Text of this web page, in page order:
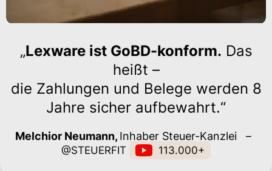
„Lexware ist GoBD-konform. Das
heißt –
die Zahlungen und Belege werden 8
Jahre sicher aufbewahrt.“
Melchior Neumann, Inhaber Steuer-Kanzlei –
@STEUERFIT 113.000+